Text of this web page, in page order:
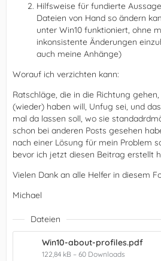
Hilfsweise für fundierte
Dateien von Hand so ändern
unter Win10 funktioniert, ohne
inkonsistente Änderungen
auch meine Anhänge)
Worauf ich verzichten kann:
Ratschläge, die in die Richtung
(wieder) haben will, Unfug sei, und
mal da lassen soll, wo sie
schon bei anderen Posts gesehen
nach einer Lösung für mein Problem
bevor ich jetzt diesen Beitrag erstellt
Vielen Dank an alle Helfer in diesem
Michael
Dateien
Win10-about-profiles.pdf
122,84 kB – 60 Downloads